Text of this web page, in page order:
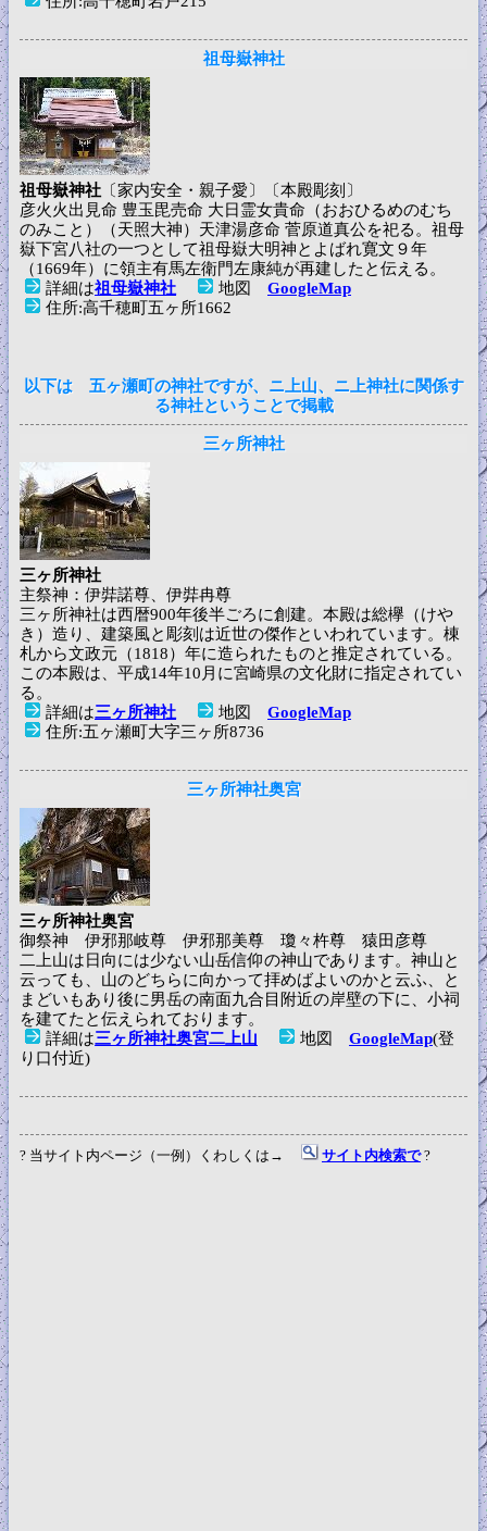
祖母嶽神社
祖母嶽神社 〔家内安全・親子愛〕〔本殿彫刻〕
彦火火出見命 豊玉毘売命 大日霊女貴命（おおひるめのむち
のみこと）（天照大神）天津湯彦命 菅原道真公を祀る。祖母
嶽下宮八社の一つとして祖母嶽大明神とよばれ寛文９年
（1669年）に領主有馬左衛門左康純が再建したと伝える。
詳細は祖母嶽神社 地図 GoogleMap
住所:高千穂町五ヶ所1662
以下は 五ヶ瀬町の神社ですが、ニ上山、ニ上神社に関係す
る神社ということで掲載
三ヶ所神社
三ヶ所神社
主祭神：伊弉諾尊、伊弉冉尊
三ヶ所神社は西暦900年後半ごろに創建。本殿は総欅（けや
き）造り、建築風と彫刻は近世の傑作といわれています。棟
札から文政元（1818）年に造られたものと推定されている。
この本殿は、平成14年10月に宮崎県の文化財に指定されてい
る。
詳細は三ヶ所神社 地図 GoogleMap
住所:五ヶ瀬町大字三ヶ所8736
三ヶ所神社奥宮
三ヶ所神社奥宮
御祭神 伊邪那岐尊 伊邪那美尊 瓊々杵尊 猿田彦尊
二上山は日向には少ない山岳信仰の神山であります。神山と
云っても、山のどちらに向かって拝めばよいのかと云ふ、と
まどいもあり後に男岳の南面九合目附近の岸壁の下に、小祠
を建てたと伝えられております。
詳細は三ヶ所神社奥宮二上山 地図 GoogleMap(登
り口付近)
? 当サイト内ページ（一例）くわしくは→ サイト内検索で?